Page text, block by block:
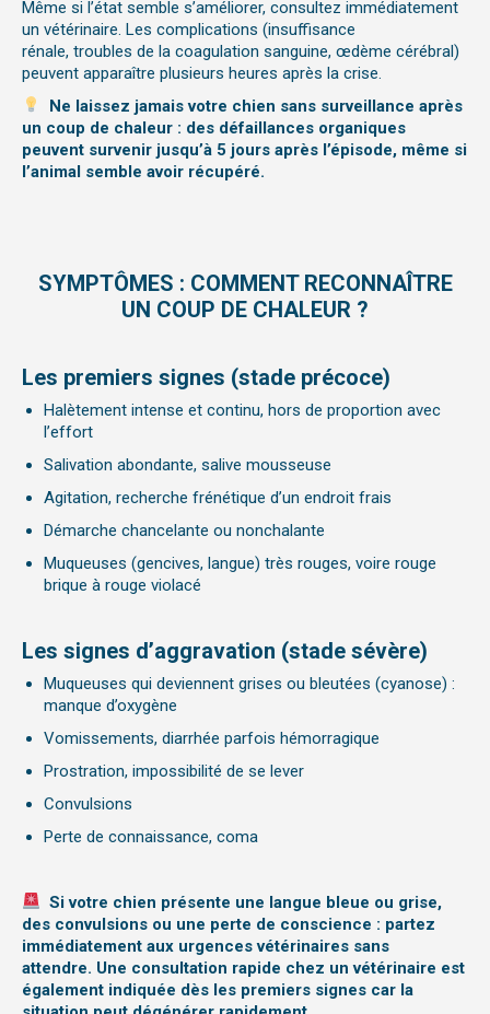
Même si l’état semble s’améliorer, consultez immédiatement
un vétérinaire. Les complications (insuffisance
rénale, troubles de la coagulation sanguine, œdème cérébral)
peuvent apparaître plusieurs heures après la crise.
Ne laissez jamais votre chien sans surveillance après
un coup de chaleur : des défaillances organiques
peuvent survenir jusqu’à 5 jours après l’épisode, même si
l’animal semble avoir récupéré.
SYMPTÔMES : COMMENT RECONNAÎTRE
UN COUP DE CHALEUR ?
Les premiers signes (stade précoce)
Halètement intense et continu, hors de proportion avec
l’effort
Salivation abondante, salive mousseuse
Agitation, recherche frénétique d’un endroit frais
Démarche chancelante ou nonchalante
Muqueuses (gencives, langue) très rouges, voire rouge
brique à rouge violacé
Les signes d’aggravation (stade sévère)
Muqueuses qui deviennent grises ou bleutées (cyanose) :
manque d’oxygène
Vomissements, diarrhée parfois hémorragique
Prostration, impossibilité de se lever
Convulsions
Perte de connaissance, coma
Sivotre chien présente une langue bleue ou grise,
des convulsions ou une perte de conscience : partez
immédiatement aux urgences vétérinaires sans
attendre. Une consultation rapide chez un vétérinaire est
également indiquée dès les premiers signes car la